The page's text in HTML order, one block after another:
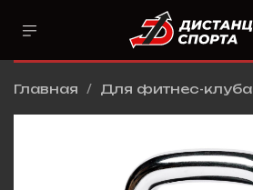
Главная Для фитнес-клуба